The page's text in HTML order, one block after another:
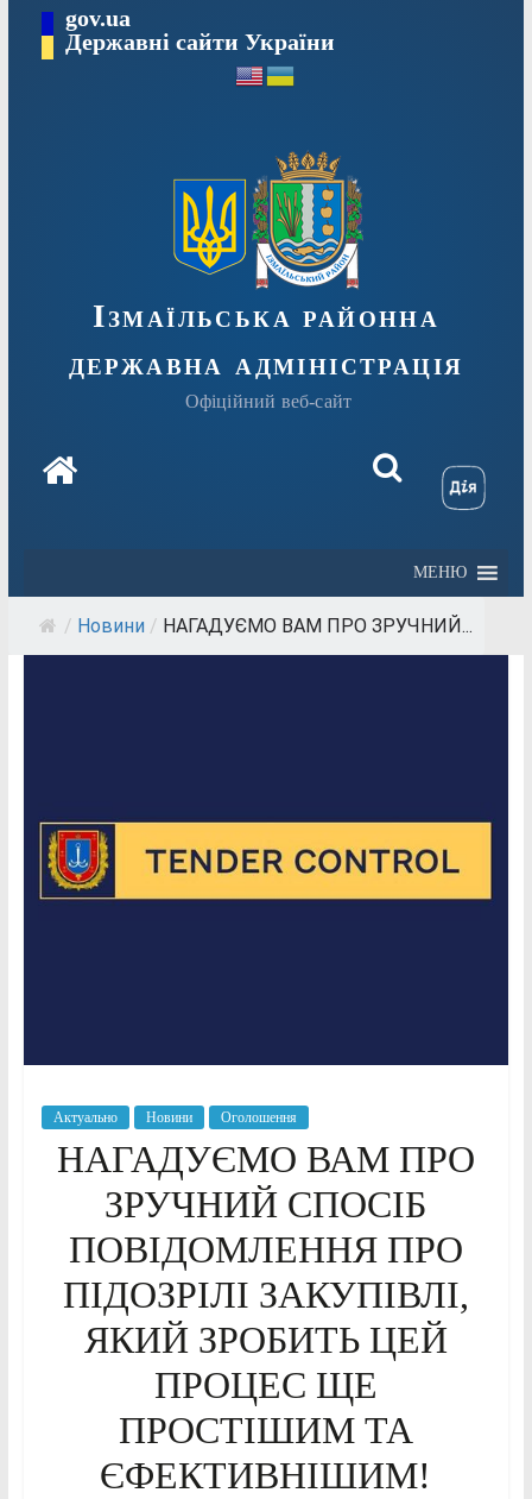
вмісту
gov.ua
Державні сайти України
Ізмаїльська районна
державна адміністрація
Офіційний веб-сайт
МЕНЮ
/ Новини / НАГАДУЄМО ВАМ ПРО ЗРУЧНИЙ...
Актуально Новини Оголошення
НАГАДУЄМО ВАМ ПРО
ЗРУЧНИЙ СПОСІБ
ПОВІДОМЛЕННЯ ПРО
ПІДОЗРІЛІ ЗАКУПІВЛІ,
ЯКИЙ ЗРОБИТЬ ЦЕЙ
ПРОЦЕС ЩЕ
ПРОСТІШИМ ТА
ЄФЕКТИВНІШИМ!